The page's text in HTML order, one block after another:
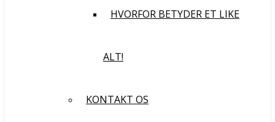
HVORFOR BETYDER ET LIKE
ALT!
KONTAKT OS